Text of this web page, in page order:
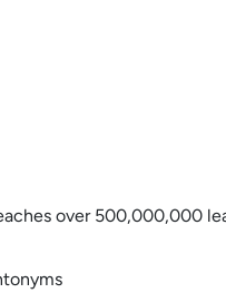
over 500,000,000